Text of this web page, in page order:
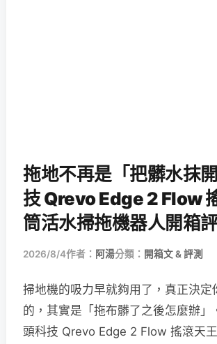
拖地不再是「把髒水抹
技 Qrevo Edge 2 Flow
筒活水掃拖機器人開箱
2026/8/4作者： 阿湯分類： 開箱文 & 評測
掃地機的吸力早就夠用了，真正決定
的，其實是「拖布髒了之後怎麼辦」
頭科技 Qrevo Edge 2 Flow 搖滾天